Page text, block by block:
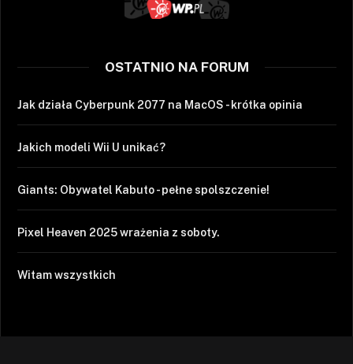
OSTATNIO NA FORUM
Jak działa Cyberpunk 2077 na MacOS - krótka opinia
Jakich modeli Wii U unikać?
Giants: Obywatel Kabuto - pełne spolszczenie!
Pixel Heaven 2025 wrażenia z soboty.
Witam wszystkich